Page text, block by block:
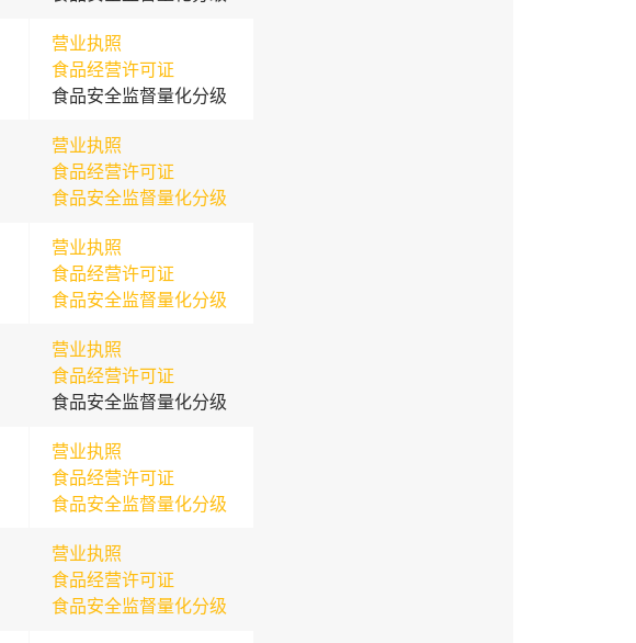
营业执照
食品经营许可证
食品安全监督量化分级
营业执照
食品经营许可证
食品安全监督量化分级
营业执照
食品经营许可证
食品安全监督量化分级
营业执照
食品经营许可证
食品安全监督量化分级
营业执照
食品经营许可证
食品安全监督量化分级
营业执照
食品经营许可证
食品安全监督量化分级